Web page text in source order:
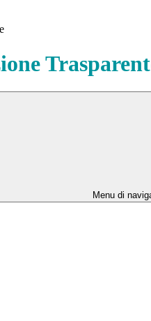
Menu di